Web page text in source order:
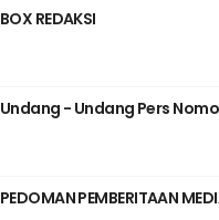
BOX REDAKSI
Undang - Undang Pers
PEDOMAN PEMBERITAAN